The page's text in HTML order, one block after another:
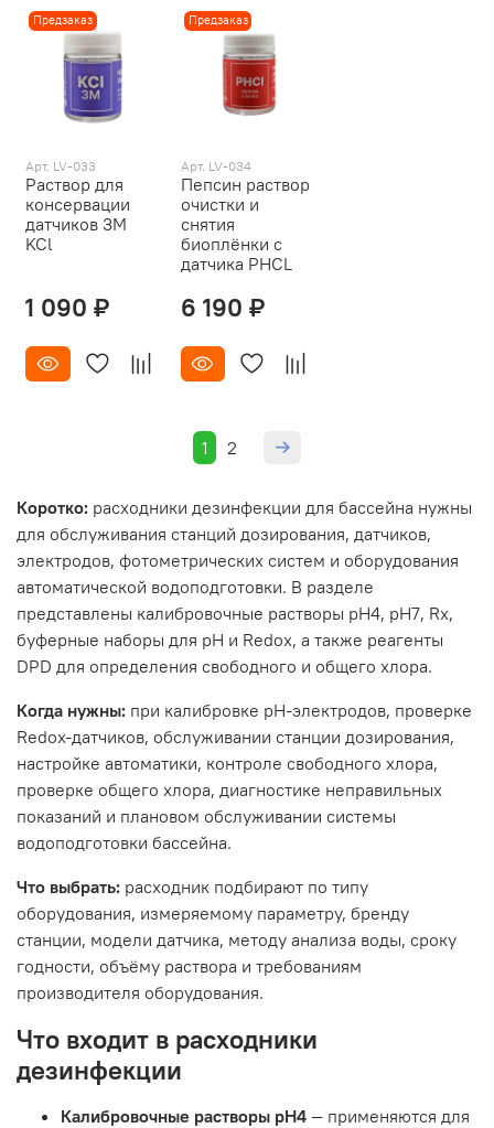
Предзаказ
Арт. LV-033
Раствор для
консервации
датчиков 3M
KCl
1 090 ₽
Предзаказ
Арт. LV-034
Пепсин раствор
очистки и
снятия
биоплёнки с
датчика РHСL
6 190 ₽
1 2
Коротко: расходники дезинфекции для бассейна нужны
для обслуживания станций дозирования, датчиков,
электродов, фотометрических систем и оборудования
автоматической водоподготовки. В разделе
представлены калибровочные растворы pH4, pH7, Rx,
буферные наборы для pH и Redox, а также реагенты
DPD для определения свободного и общего хлора.
Когда нужны: при калибровке pH-электродов, проверке
Redox-датчиков, обслуживании станции дозирования,
настройке автоматики, контроле свободного хлора,
проверке общего хлора, диагностике неправильных
показаний и плановом обслуживании системы
водоподготовки бассейна.
Что выбрать: расходник подбирают по типу
оборудования, измеряемому параметру, бренду
станции, модели датчика, методу анализа воды, сроку
годности, объёму раствора и требованиям
производителя оборудования.
Что входит в расходники
дезинфекции
Калибровочные растворы pH4 — применяются для